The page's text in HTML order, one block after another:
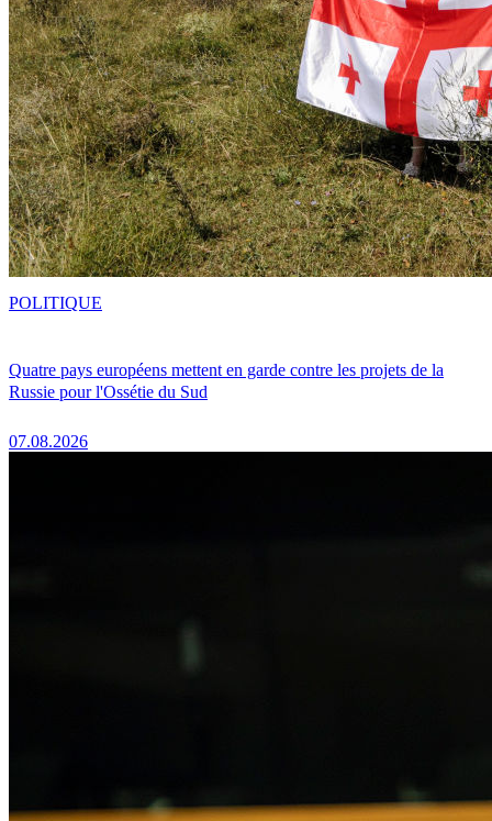
Quatre pays européens mettent en garde contre les projets de la
Russie pour l'Ossétie du Sud
07.08.2026
POLITIQUE